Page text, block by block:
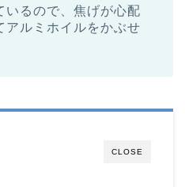
いるので、焦げが心配
アルミホイルをかぶせ
CLOSE